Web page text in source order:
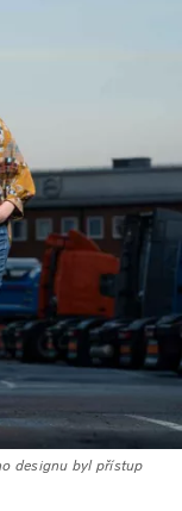
designu byl přístup